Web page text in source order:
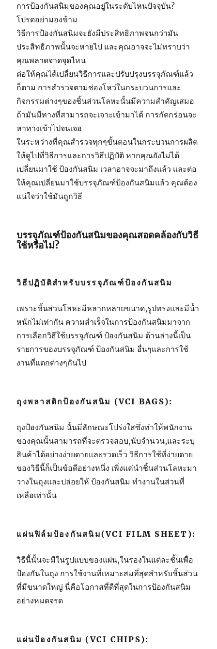
การป้องกันสนิมของคุณอยู่ในระดับไหนปัจจุบัน?
โปรดอย่ามองข้าม
วิธีการป้องกันสนิมจะยังมีประสิทธิภาพจนกว่ามัน
ประสิทธิภาพนั้นจะหายไป และคุณอาจจะไม่ทราบว่า
คุณพลาดจาดจุดไหน
ต่อให้คุณได้เปลี่ยนวิธีการและปรับปรุงบรรจุภัณฑ์แล้ว
ก็ตาม การสำรวจตามช่องโหว่ในกระบวนการและ
กิจกรรมต่างๆของชิ้นส่วนโลหะนั้นมีความสำคัญเสมอ
ถ้ามันมีทางที่สามารถจะเจาะเข้ามาได้ การกัดกร่อนจะ
หาทางเข้าไปจนเจอ
ในระหว่างที่คุณสำรวจทุกๆขั้นตอนในกระบวนการผลิต
ให้ดูไปที่วิธีการและการวิธีปฏิบัติ หากคุณยังไม่ได้
เปลี่ยนมาใช้ ป้องกันสนิม เวลาอาจจะมาถึงแล้ว และต่อ
ให้คุณเปลี่ยนมาใช้บรรจุภัณฑ์ป้องกันสนิมแล้ว คุณต้อง
แน่ใจว่าใช้มันถูกวิธี
บรรจุภัณฑ์ป้องกันสนิมของคุณสอดคล้องกับวิธี
ใช้หรือไม่?
วิธีปฏิบัติสำหรับบรรจุภัณฑ์ป้องกันสนิม
เพราะชิ้นส่วนโลหะมีหลากหลายขนาด,รูปทรงและมีน้ำ
หนักไม่เท่ากัน ความสำเร็จในการป้องกันสนิมมาจาก
การเลือกวิธีใช้บรรจุภัณฑ์ ป้องกันสนิม ด้านล่างนี้เป็น
รายการของบรรจุภัณฑ์ ป้องกันสนิม อื่นๆและการใช้
งานที่แตกต่างๆกันไป
ถุงพลาสติกป้องกันสนิม (VCI BAGS):
ถุงป้องกันสนิม นั้นมีลักษณะโปร่งใสซึ่งทำให้พนักงาน
ของคุณนั้นสามารถที่จะตรวจสอบ,นับจำนวน,และระบุ
สินค้าได้อย่างง่ายดายและรวดเร็ว วิธีการใช้ที่ง่ายดาย
ของวิธีนี้ก็เป็นข้อดีอย่างหนึ่ง เพิ่งแค่นำชิ้นส่วนโลหะมา
วางในถุงและปล่อยให้ ป้องกันสนิม ทำงานในส่วนที่
เหลือเท่านั้น
แผ่นฟิล์มป้องกันสนิม(VCI FILM SHEET):
วิธีนี้นั้นจะมีในรูปแบบของแผ่น,ในรองในแต่ละชั้นเพื่อ
ป้องกันในถุง การใช้งานที่เหมาะสมที่สุดสำหรับชิ้นส่วน
ที่มีขนาดใหญ่ นี่คือโอกาสที่ดีที่สุดในการป้องกันสนิม
อย่างหมดจรด
แผ่นป้องกันสนิม (VCI CHIPS):